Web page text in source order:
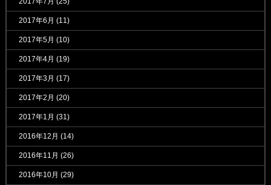
2017年6月 (11)
2017年5月 (10)
2017年4月 (19)
2017年3月 (17)
2017年2月 (20)
2017年1月 (31)
2016年12月 (14)
2016年11月 (26)
2016年10月 (29)